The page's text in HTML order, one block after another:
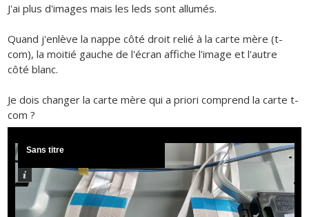
J'ai plus d'images mais les leds sont allumés.
Quand j'enlève la nappe côté droit relié à la carte mère (t-
com), la moitié gauche de l'écran affiche l'image et l'autre
côté blanc.
Je dois changer la carte mère qui a priori comprend la carte t-
com ?
Sans titre